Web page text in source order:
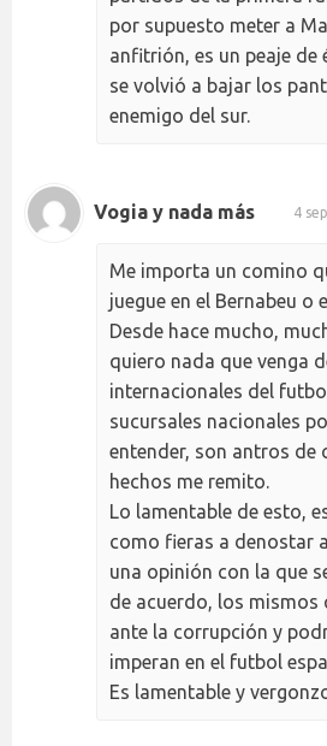
por supuesto meter a
anfitrión, es un peaje de
se volvió a bajar los
enemigo del sur.
Vogia y nada más 4
Me importa un comino
juegue en el Bernabeu o
Desde hace mucho,
quiero nada que venga
internacionales del
sucursales nacionales
entender, son antros de
hechos me remito.
Lo lamentable de esto,
como fieras a denostar
una opinión con la que
de acuerdo, los mismos
ante la corrupción y
imperan en el futbol
Es lamentable y